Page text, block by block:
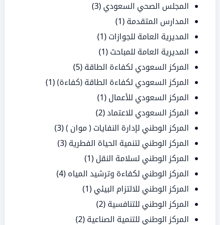
المجلس الصحي السعودي (3)
المدارس المتقدمة (1)
المديرية العامة للجوازات (1)
المديرية العامة للمباحث (1)
المركز السعودي لكفاءة الطاقة (5)
المركز السعودي لكفاءة الطاقة (كفاءة)(1)
المركز السعودي للأعمال (1)
المركز السعودي للاعتماد(2)
المركز الوطني لإدارة النفايات ( موان )(3)
المركز الوطني لتنمية الحياة الفطرية (3)
المركز الوطني لسلامة النقل (1)
المركز الوطني لكفاءة وترشيد المياه (4)
المركز الوطني للالتزام البيئي (1)
المركز الوطني للتنافسية (2)
المركز الوطني للتنمية الصناعية (2)